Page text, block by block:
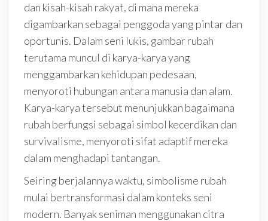
dan kisah-kisah rakyat, di mana mereka
digambarkan sebagai penggoda yang pintar dan
oportunis. Dalam seni lukis, gambar rubah
terutama muncul di karya-karya yang
menggambarkan kehidupan pedesaan,
menyoroti hubungan antara manusia dan alam.
Karya-karya tersebut menunjukkan bagaimana
rubah berfungsi sebagai simbol kecerdikan dan
survivalisme, menyoroti sifat adaptif mereka
dalam menghadapi tantangan.
Seiring berjalannya waktu, simbolisme rubah
mulai bertransformasi dalam konteks seni
modern. Banyak seniman menggunakan citra